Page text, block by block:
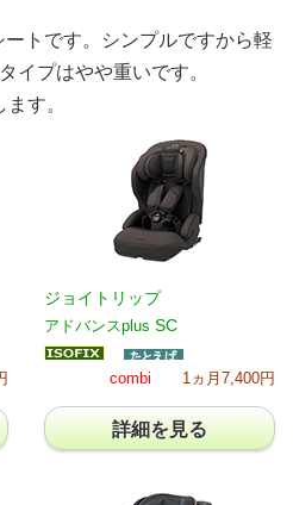
トです。シンプルですから軽
イプはやや重いです。
す。
ジョイトリップ
アドバンスplus SC
combi 1ヵ月7,400円
詳細を見る